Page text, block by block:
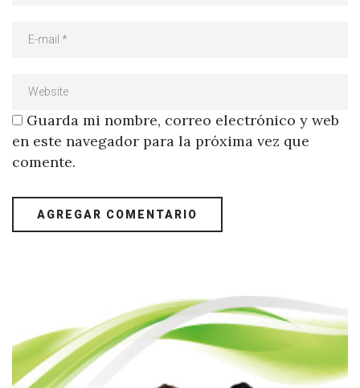
Guarda mi nombre, correo electrónico y web
en este navegador para la próxima vez que
comente.